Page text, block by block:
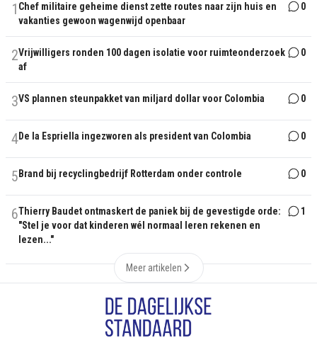
1 Chef militaire geheime dienst zette routes naar zijn huis en
vakanties gewoon wagenwijd openbaar
0
2Vrijwilligers ronden 100 dagen isolatie voor ruimteonderzoek
af
0
3VS plannen steunpakket van miljard dollar voor Colombia 0
4De la Espriella ingezworen als president van Colombia 0
5 Brand bij recyclingbedrijf Rotterdam onder controle 0
6Thierry Baudet ontmaskert de paniek bij de gevestigde orde:
"Stel je voor dat kinderen wél normaal leren rekenen en
lezen..."
1
Meer artikelen